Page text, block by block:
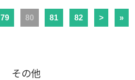
79 80 81 82 > »
その他